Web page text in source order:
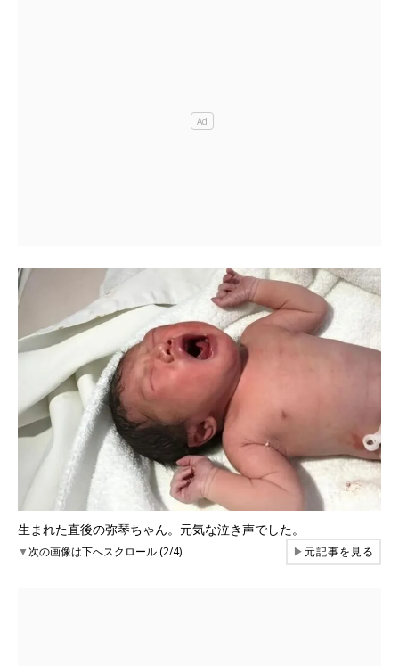
生まれた直後の弥琴ちゃん。元気な泣き声でした。
▼次の画像は下へスクロール (2/4) ▶元記事を見る